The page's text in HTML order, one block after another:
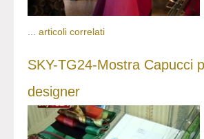
articoli correlati
SKY-TG24-Mostra Capucci
designer